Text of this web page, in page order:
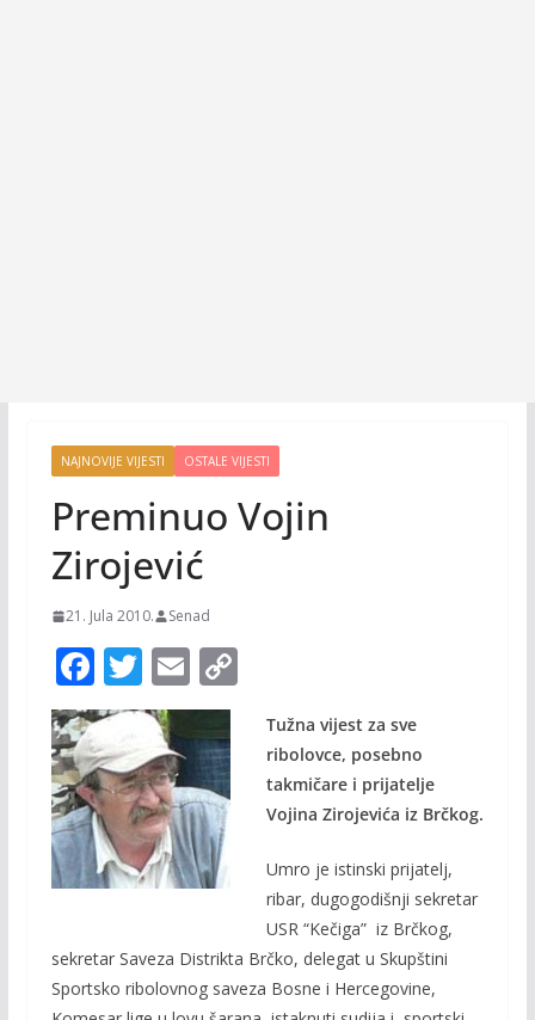
NAJNOVIJE VIJESTI OSTALE VIJESTI
Preminuo Vojin
Zirojević
21. Jula 2010. Senad
F
ac
e
b
o
o
k
T
w
itt
er
E
m
ai
l
C
Li
Tužna vijest za sve
ribolovce, posebno
takmičare i prijatelje
Vojina Zirojevića iz Brčkog.
Umro je istinski prijatelj,
ribar, dugogodišnji sekretar
USR “Kečiga” iz Brčkog,
sekretar Saveza Distrikta Brčko, delegat u Skupštini
Sportsko ribolovnog saveza Bosne i Hercegovine,